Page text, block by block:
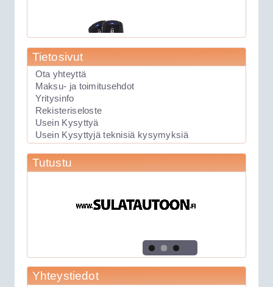
Laite soveltuu KAIKK...
Keskuslukituksen kauko-ohjauslaite
Tietosivut
Ota yhteyttä
Maksu- ja toimitusehdot
Yritysinfo
Rekisteriseloste
Usein Kysyttyä
Usein Kysyttyjä teknisiä kysymyksiä
Tutustu
Yhteystiedot